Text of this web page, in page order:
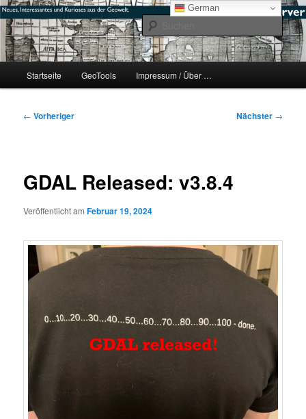
Zum
primären
Inhalt
springen#geoObserver
mikeE's GeoBlog
Startseite GeoTools Impressum / Über …
Beitragsnavigation
← Vorheriger Nächster →
GDAL Released: v3.8.4
Veröffentlicht amFebruar 19, 2024
German